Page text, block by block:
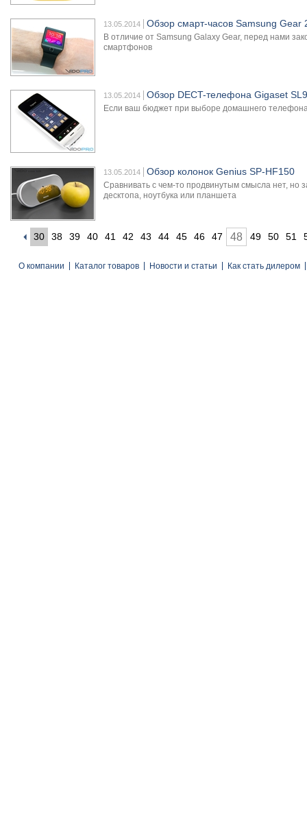
13.05.2014 Обзор смарт-часов Samsung Gear
В отличие от Samsung Galaxy Gear, перед нами
смартфонов
13.05.2014 Обзор DECT-телефона Gigaset
Если ваш бюджет при выборе домашнего
13.05.2014 Обзор колонок Genius SP-HF150
Сравнивать с чем-то продвинутым смысла нет, но
десктопа, ноутбука или планшета
30 38 39 40 41 42 43 44 45 46 47 48 49 50 51
О компании Каталог товаров Новости и статьи Как стать дилером